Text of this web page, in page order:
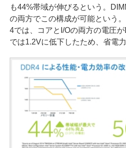
も44%帯域が伸びるという。
の両方でこの構成が可能という
4では、コアとI/Oの両方の電圧
では1.2Vに低下したため、省電